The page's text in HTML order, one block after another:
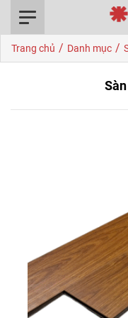
Trang chủ / Danh mục /